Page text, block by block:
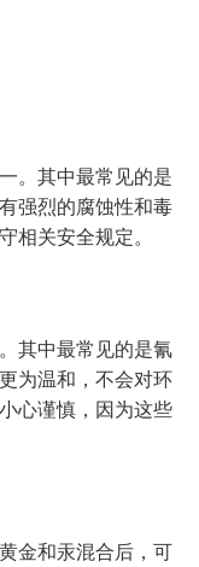
。其中最常见的是
强烈的腐蚀性和毒
相关安全规定。
其中最常见的是氰
为温和，不会对环
心谨慎，因为这些
金和汞混合后，可